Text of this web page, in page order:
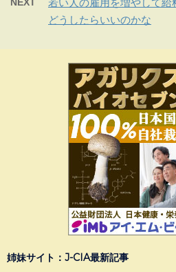
どうしたらいいのかな
姉妹サイト：J-CIA最新記事